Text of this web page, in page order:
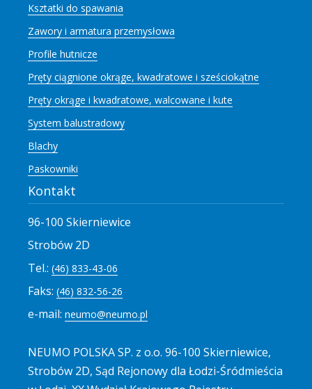
Ksztatki do spawania
Zawory i armatura przemysłowa
Profile hutnicze
Pręty ciągnione okrąge, kwadratowe i sześciokątne
Pręty okrąge i kwadratowe, walcowane i kute
System balustradowy
Blachy
Paskowniki
Kontakt
96-100 Skierniewice
Strobów 2D
Tel.: (46) 833-43-06
Faks: (46) 832-56-26
e-mail: neumo@neumo.pl
NEUMO POLSKA SP. z o.o. 96-100 Skierniewice,
Strobów 2D, Sąd Rejonowy dla Łodzi-Śródmieścia